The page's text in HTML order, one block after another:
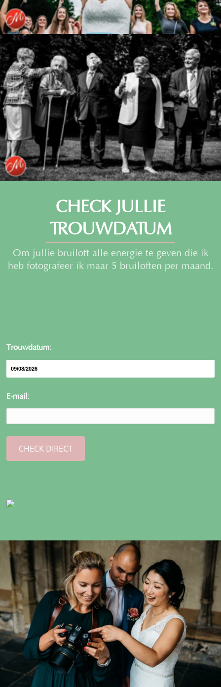
CHECK JULLIE
TROUWDATUM
Om jullie bruiloft alle energie te geven die ik
heb fotografeer ik maar 5 bruiloften per maand.
Trouwdatum:
E-mail: